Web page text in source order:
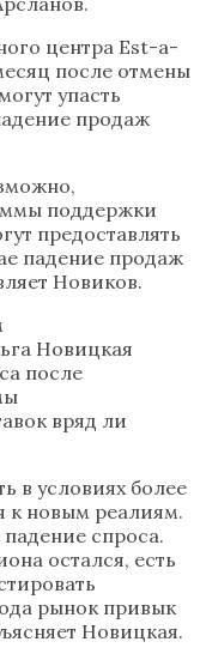
центра Est-a-
после отмены
упасть
продаж
поддержки
предоставлять
падение продаж
Новиков.
Новицкая
после
вряд ли
в условиях более
к новым реалиям.
спроса.
остался, есть
рынок привык
Новицкая.